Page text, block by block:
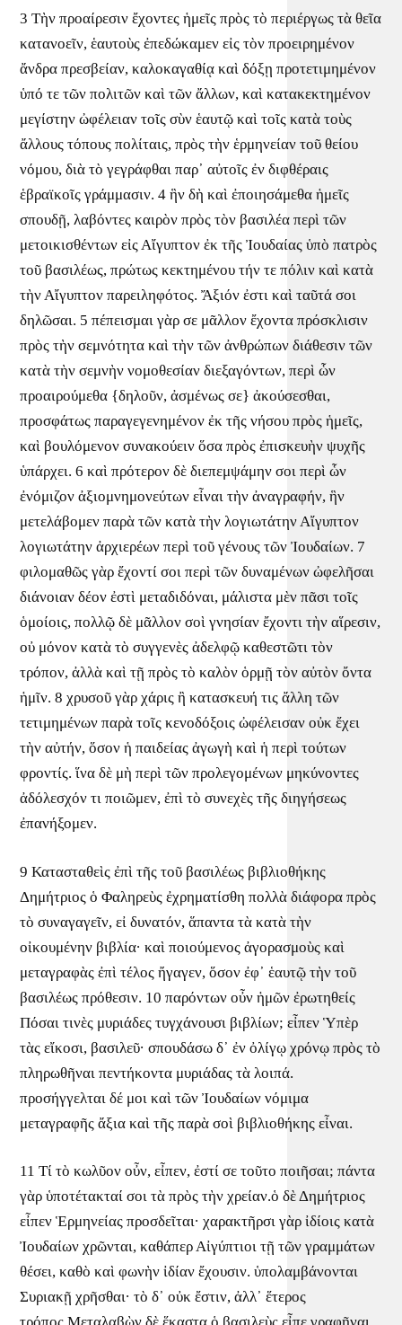
3 Τὴν προαίρεσιν ἔχοντες ἡμεῖς πρὸς τὸ περιέργως τὰ θεῖα
κατανοεῖν, ἑαυτοὺς ἐπεδώκαμεν εἰς τὸν προειρημένον
ἄνδρα πρεσβείαν, καλοκαγαθίᾳ καὶ δόξῃ προτετιμημένον
ὑπό τε τῶν πολιτῶν καὶ τῶν ἄλλων, καὶ κατακεκτημένον
μεγίστην ὠφέλειαν τοῖς σὺν ἑαυτῷ καὶ τοῖς κατὰ τοὺς
ἄλλους τόπους πολίταις, πρὸς τὴν ἑρμηνείαν τοῦ θείου
νόμου, διὰ τὸ γεγράφθαι παρ᾽ αὐτοῖς ἐν διφθέραις
ἑβραϊκοῖς γράμμασιν. 4 ἣν δὴ καὶ ἐποιησάμεθα ἡμεῖς
σπουδῇ, λαβόντες καιρὸν πρὸς τὸν βασιλέα περὶ τῶν
μετοικισθέντων εἰς Αἴγυπτον ἐκ τῆς Ἰουδαίας ὑπὸ πατρὸς
τοῦ βασιλέως, πρώτως κεκτημένου τήν τε πόλιν καὶ κατὰ
τὴν Αἴγυπτον παρειληφότος. Ἄξιόν ἐστι καὶ ταῦτά σοι
δηλῶσαι. 5 πέπεισμαι γὰρ σε μᾶλλον ἔχοντα πρόσκλισιν
πρὸς τὴν σεμνότητα καὶ τὴν τῶν ἀνθρώπων διάθεσιν τῶν
κατὰ τὴν σεμνὴν νομοθεσίαν διεξαγόντων, περὶ ὧν
προαιρούμεθα {δηλοῦν, ἀσμένως σε} ἀκούσεσθαι,
προσφάτως παραγεγενημένον ἐκ τῆς νήσου πρὸς ἡμεῖς,
καὶ βουλόμενον συνακούειν ὅσα πρὸς ἐπισκευὴν ψυχῆς
ὑπάρχει. 6 καὶ πρότερον δὲ διεπεμψάμην σοι περὶ ὧν
ἐνόμιζον ἀξιομνημονεύτων εἶναι τὴν ἀναγραφήν, ἣν
μετελάβομεν παρὰ τῶν κατὰ τὴν λογιωτάτην Αἴγυπτον
λογιωτάτην ἀρχιερέων περὶ τοῦ γένους τῶν Ἰουδαίων. 7
φιλομαθῶς γὰρ ἔχοντί σοι περὶ τῶν δυναμένων ὠφελῆσαι
διάνοιαν δέον ἐστὶ μεταδιδόναι, μάλιστα μὲν πᾶσι τοῖς
ὁμοίοις, πολλῷ δὲ μᾶλλον σοὶ γνησίαν ἔχοντι τὴν αἵρεσιν,
οὐ μόνον κατὰ τὸ συγγενὲς ἀδελφῷ καθεστῶτι τὸν
τρόπον, ἀλλὰ καὶ τῇ πρὸς τὸ καλὸν ὁρμῇ τὸν αὐτὸν ὄντα
ἡμῖν. 8 χρυσοῦ γὰρ χάρις ἢ κατασκευή τις ἄλλη τῶν
τετιμημένων παρὰ τοῖς κενοδόξοις ὠφέλεισαν οὐκ ἔχει
τὴν αὐτήν, ὅσον ἡ παιδείας ἀγωγὴ καὶ ἡ περὶ τούτων
φροντίς. ἵνα δὲ μὴ περὶ τῶν προλεγομένων μηκύνοντες
ἀδόλεσχόν τι ποιῶμεν, ἐπὶ τὸ συνεχὲς τῆς διηγήσεως
ἐπανήξομεν.
9 Κατασταθεὶς ἐπὶ τῆς τοῦ βασιλέως βιβλιοθήκης
Δημήτριος ὁ Φαληρεὺς ἐχρηματίσθη πολλὰ διάφορα πρὸς
τὸ συναγαγεῖν, εἰ δυνατόν, ἅπαντα τὰ κατὰ τὴν
οἰκουμένην βιβλία· καὶ ποιούμενος ἀγορασμοὺς καὶ
μεταγραφὰς ἐπὶ τέλος ἤγαγεν, ὅσον ἐφ᾽ ἑαυτῷ τὴν τοῦ
βασιλέως πρόθεσιν. 10 παρόντων οὖν ἡμῶν ἐρωτηθείς
Πόσαι τινὲς μυριάδες τυγχάνουσι βιβλίων; εἶπεν Ὑπὲρ
τὰς εἴκοσι, βασιλεῦ· σπουδάσω δ᾽ ἐν ὀλίγῳ χρόνῳ πρὸς τὸ
πληρωθῆναι πεντήκοντα μυριάδας τὰ λοιπά.
προσήγγελται δέ μοι καὶ τῶν Ἰουδαίων νόμιμα
μεταγραφῆς ἄξια καὶ τῆς παρὰ σοὶ βιβλιοθήκης εἶναι.
11 Τί τὸ κωλῦον οὖν, εἶπεν, ἐστί σε τοῦτο ποιῆσαι; πάντα
γὰρ ὑποτέτακταί σοι τὰ πρὸς τὴν χρείαν.ὁ δὲ Δημήτριος
εἶπεν Ἑρμηνείας προσδεῖται· χαρακτῆρσι γὰρ ἰδίοις κατὰ
Ἰουδαίων χρῶνται, καθάπερ Αἰγύπτιοι τῇ τῶν γραμμάτων
θέσει, καθὸ καὶ φωνὴν ἰδίαν ἔχουσιν. ὑπολαμβάνονται
Συριακῇ χρῆσθαι· τὸ δ᾽ οὐκ ἔστιν, ἀλλ᾽ ἕτερος